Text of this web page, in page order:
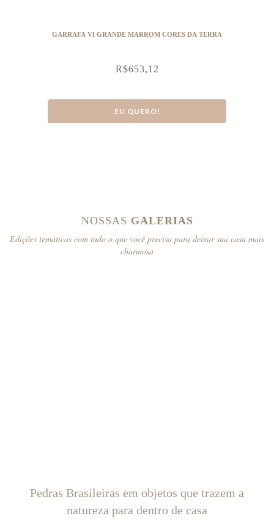
GARRAFA VI GRANDE MARROM CORES DA TERRA
R$653,12
EU QUERO!
NOSSAS GALERIAS
Edições temáticas com tudo o que você precisa para deixar sua casa mais
charmosa
Pedras Brasileiras em objetos que trazem a
natureza para dentro de casa